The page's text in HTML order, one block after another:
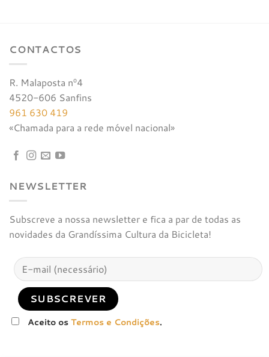
CONTACTOS
R. Malaposta nº4
4520-606 Sanfins
961 630 419
«Chamada para a rede móvel nacional»
NEWSLETTER
Subscreve a nossa newsletter e fica a par de todas as
novidades da Grandíssima Cultura da Bicicleta!
Aceito osTermos e Condições.